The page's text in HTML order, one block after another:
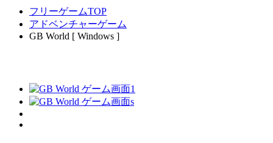
フリーゲームTOP
アドベンチャーゲーム
GB World [ Windows ]